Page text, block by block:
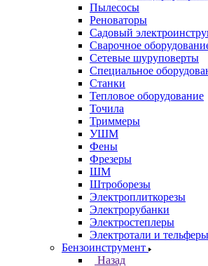
Пылесосы
Реноваторы
Садовый
Сварочное
Сетевые шуруповерты
Специальное
Станки
Тепловое оборудование
Точила
Триммеры
УШМ
Фены
Фрезеры
ШМ
Штроборезы
Электроплиткорезы
Электрорубанки
Электростеплеры
Электротали и тельферы
Бензоинструмент
Назад